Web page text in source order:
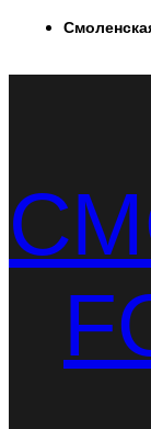
Перейти